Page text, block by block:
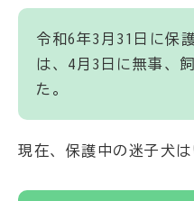
令和6年3月31日に保
は、4月3日に無事、
た。
現在、保護中の迷子犬は